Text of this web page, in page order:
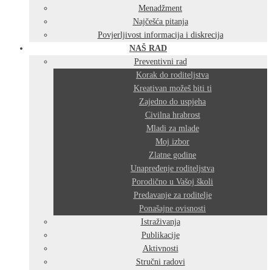
Menadžment
Najčešća pitanja
Povjerljivost informacija i diskrecija
NAŠ RAD
Preventivni rad
Korak do roditeljstva
Kreativan možeš biti ti
Zajedno do uspjeha
Civilna hrabrost
Mladi za mlade
Moj izbor
Zlatne godine
Unapređenje roditeljstva
Porodično u Vašoj školi
Predavanje za roditelje
Ponašajne ovisnosti
Istraživanja
Publikacije
Aktivnosti
Stručni radovi